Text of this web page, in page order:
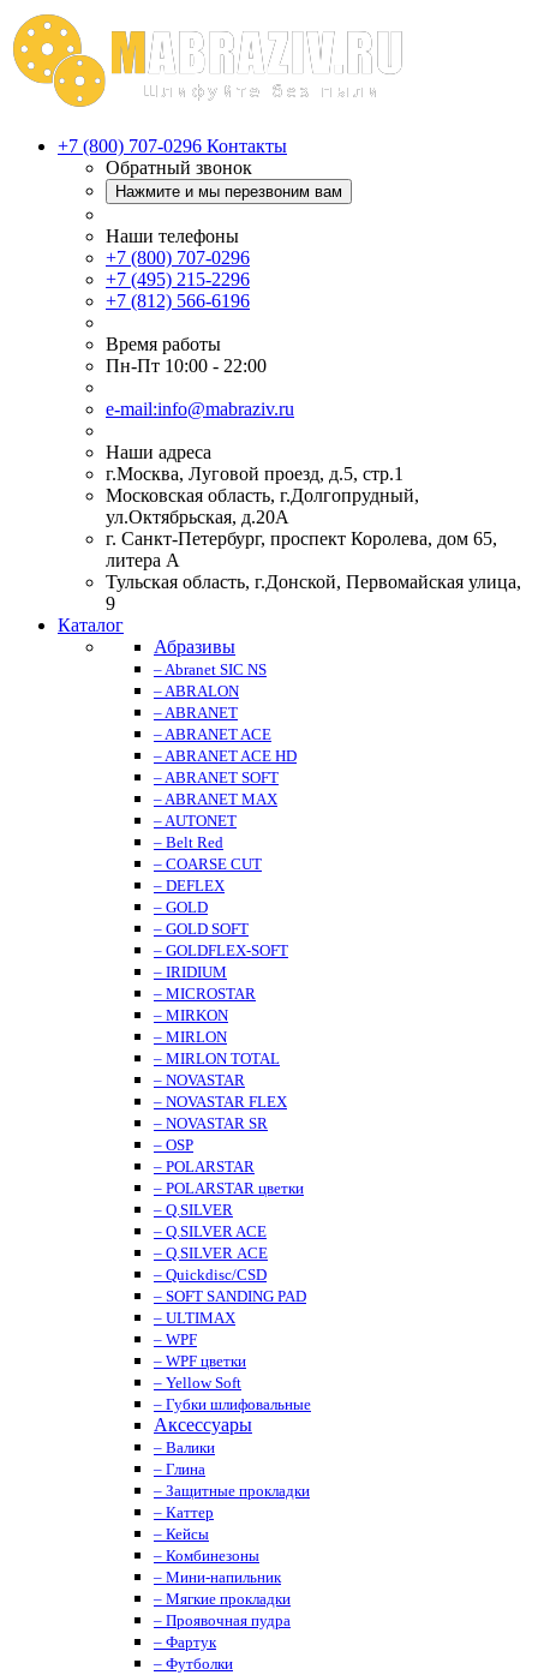
+7 (800) 707-0296 Контакты
Обратный звонок
Нажмите и мы перезвоним вам
Наши телефоны
+7 (800) 707-0296
+7 (495) 215-2296
+7 (812) 566-6196
Время работы
Пн-Пт 10:00 - 22:00
e-mail:info@mabraziv.ru
Наши адреса
г.Москва, Луговой проезд, д.5, стр.1
Московская область, г.Долгопрудный,
ул.Октябрьская, д.20А
г. Санкт-Петербург, проспект Королева, дом 65,
литера А
Тульская область, г.Донской, Первомайская улица,
9
Каталог
Абразивы
– Abranet SIC NS
– ABRALON
– ABRANET
– ABRANET ACE
– ABRANET ACE HD
– ABRANET SOFT
– ABRANET MAX
– AUTONET
– Belt Red
– COARSE CUT
– DEFLEX
– GOLD
– GOLD SOFT
– GOLDFLEX-SOFT
– IRIDIUM
– MICROSTAR
– MIRKON
– MIRLON
– MIRLON TOTAL
– NOVASTAR
– NOVASTAR FLEX
– NOVASTAR SR
– OSP
– POLARSTAR
– POLARSTAR цветки
– Q.SILVER
– Q.SILVER ACE
– Q.SILVER ACE
– Quickdisc/CSD
– SOFT SANDING PAD
– ULTIMAX
– WPF
– WPF цветки
– Yellow Soft
– Губки шлифовальные
Аксессуары
– Валики
– Глина
– Защитные прокладки
– Каттер
– Кейсы
– Комбинезоны
– Мини-напильник
– Мягкие прокладки
– Проявочная пудра
– Фартук
– Футболки